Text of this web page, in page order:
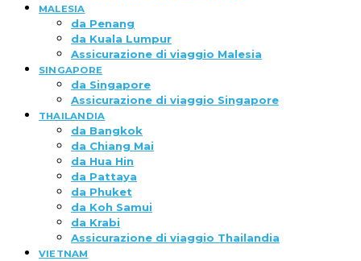
MALESIA
da Penang
da Kuala Lumpur
Assicurazione di viaggio Malesia
SINGAPORE
da Singapore
Assicurazione di viaggio Singapore
THAILANDIA
da Bangkok
da Chiang Mai
da Hua Hin
da Pattaya
da Phuket
da Koh Samui
da Krabi
Assicurazione di viaggio Thailandia
VIETNAM